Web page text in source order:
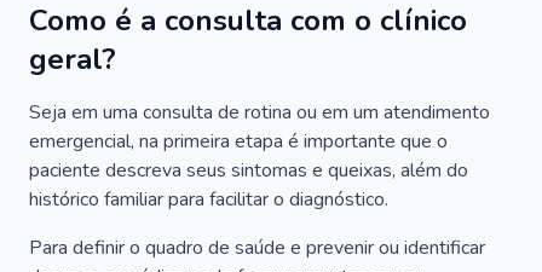
Como é a consulta com o clínico
geral?
Seja em uma consulta de rotina ou em um atendimento
emergencial, na primeira etapa é importante que o
paciente descreva seus sintomas e queixas, além do
histórico familiar para facilitar o diagnóstico.
Para definir o quadro de saúde e prevenir ou identificar